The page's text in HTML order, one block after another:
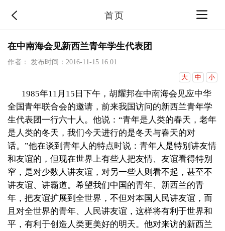
首页
在中南海会见新西兰青年学生代表团
作者：
发布时间：2016-11-15 16:01
大
中 小
1985年11 月 15 日下午 ，胡耀邦在中南海会见应中华
全国青年联合会的邀请，前来我国访问的新西兰青年学
生代表团一行六十人。他说：“青年是人类的春天，老年
是人类的冬天，我们今天进行的是冬天与春天的对
话。”他在谈到青年人的特点时说：青年人是特别讲友情
和友谊的，但现在世界上有些人把友情、友谊看得特别
窄，是对少数人讲友谊，对另一些人则看不起，甚至不
讲友谊、讲霸道。希望我们中国的青年、新西兰的青
年，把友谊扩展到全世界，不但对本国人民讲友谊，而
且对全世界的青年、人民讲友谊，这样将有利于世界和
平，有利于创造人类更美好的明天。他对来访的新西兰